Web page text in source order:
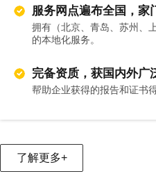
服务网点遍布全国，家
拥有（北京、青岛、苏州、
的本地化服务。
完备资质，获国内外广
帮助企业获得的报告和证书
了解更多+